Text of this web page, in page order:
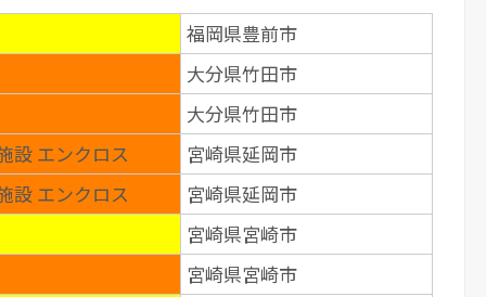
福岡県豊前市
大分県竹田市
大分県竹田市
設 エンクロス
宮崎県延岡市
設 エンクロス
宮崎県延岡市
宮崎県宮崎市
宮崎県宮崎市